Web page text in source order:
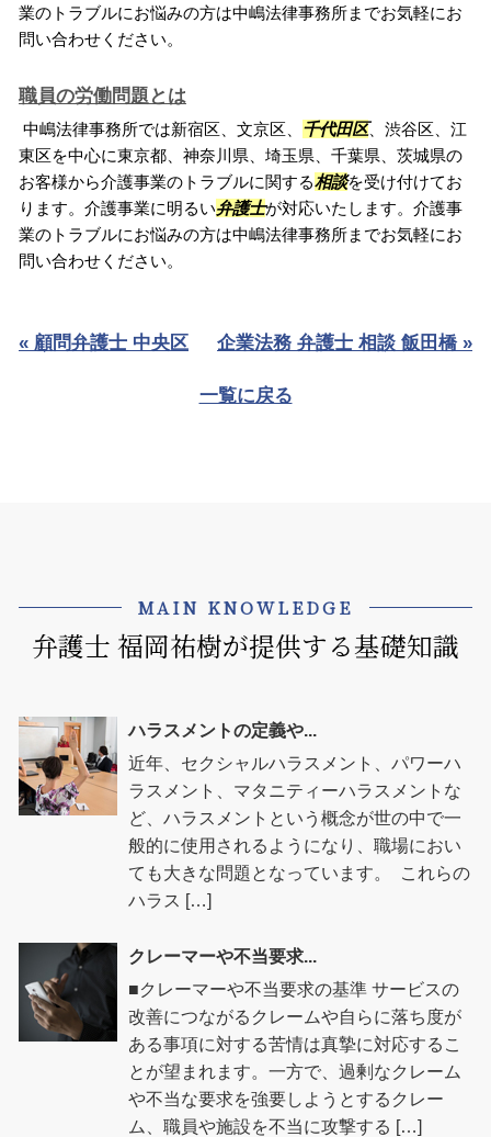
業のトラブルにお悩みの方は中嶋法律事務所までお気軽にお
問い合わせください。
職員の労働問題とは
中嶋法律事務所では新宿区、文京区、 千代田区、渋谷区、江
東区を中心に東京都、神奈川県、埼玉県、千葉県、茨城県の
お客様から介護事業のトラブルに関する相談を受け付けてお
ります。介護事業に明るい弁護士が対応いたします。介護事
業のトラブルにお悩みの方は中嶋法律事務所までお気軽にお
問い合わせください。
« 顧問弁護士 中央区 企業法務 弁護士 相談 飯田橋 »
一覧に戻る
MAIN KNOWLEDGE
弁護士 福岡祐樹が提供する基礎知識
ハラスメントの定義や...
近年、セクシャルハラスメント、パワーハ
ラスメント、マタニティーハラスメントな
ど、ハラスメントという概念が世の中で一
般的に使用されるようになり、職場におい
ても大きな問題となっています。 これらの
ハラス […]
クレーマーや不当要求...
■クレーマーや不当要求の基準 サービスの
改善につながるクレームや自らに落ち度が
ある事項に対する苦情は真摯に対応するこ
とが望まれます。一方で、過剰なクレーム
や不当な要求を強要しようとするクレー
ム、職員や施設を不当に攻撃する […]